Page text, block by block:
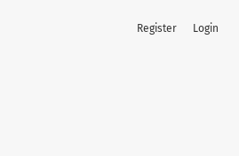
Register Login